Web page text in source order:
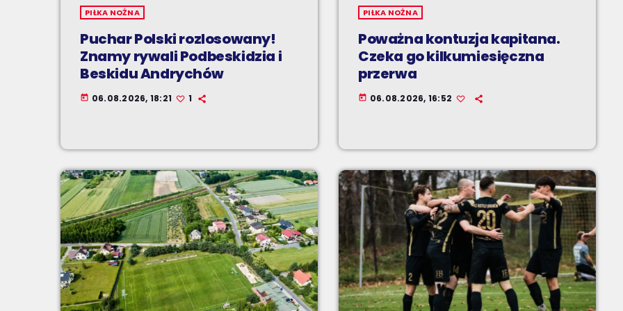
PIŁKA NOŻNA
Puchar Polski rozlosowany!
Znamy rywali Podbeskidzia i
Beskidu Andrychów
today 06.08.2026, 18:21 1
PIŁKA NOŻNA
Poważna kontuzja kapitana.
Czeka go kilkumiesięczna
przerwa
today 06.08.2026, 16:52